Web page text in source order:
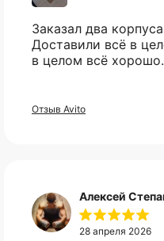
Заказал два
Доставили всё в
в целом всё
Отзыв Avito
Алексей
28 апреля 2026
Не нашли
Свяжитесь с нами в
Telegram